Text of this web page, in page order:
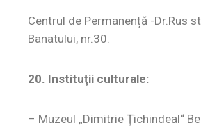
Centrul de Permanență -Dr.Rus
Banatului, nr.30.
20. Instituţii culturale:
– Muzeul „Dimitrie Ţichindeal“